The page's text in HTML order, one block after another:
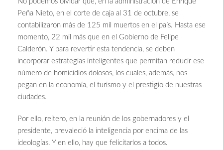
Peña Nieto, en el corte de caja al 31 de octubre, se
contabilizaron más de 125 mil muertos en el país. Hasta ese
momento, 22 mil más que en el Gobierno de Felipe
Calderón. Y para revertir esta tendencia, se deben
incorporar estrategias inteligentes que permitan reducir ese
número de homicidios dolosos, los cuales, además, nos
pegan en la economía, el turismo y el prestigio de nuestras
ciudades.
Por ello, reitero, en la reunión de los gobernadores y el
presidente, prevaleció la inteligencia por encima de las
ideologías. Y en ello, hay que felicitarlos a todos.